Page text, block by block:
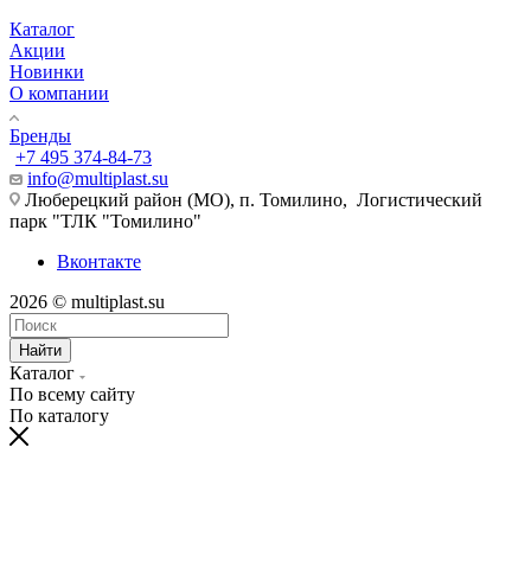
Каталог
Акции
Новинки
О компании
Бренды
+7 495 374-84-73
info@multiplast.su
Люберецкий район (МО), п. Томилино, Логистический
парк "ТЛК "Томилино"
Вконтакте
2026 © multiplast.su
Найти
Каталог
По всему сайту
По каталогу